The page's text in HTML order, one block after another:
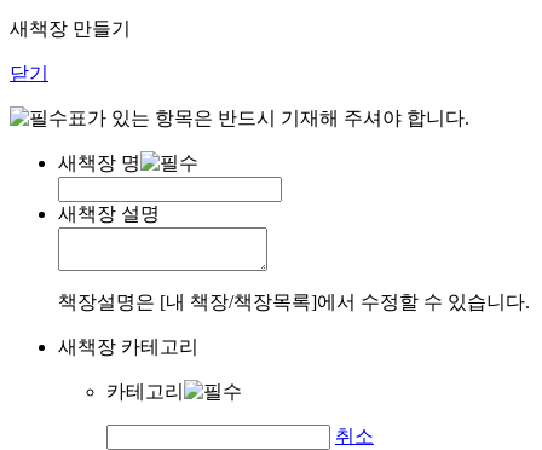
새책장 만들기
닫기
표가 있는 항목은 반드시 기재해 주셔야 합니다.
새책장 명
새책장 설명
책장설명은 [내 책장/책장목록]에서 수정할 수 있습니다.
새책장 카테고리
카테고리
취소